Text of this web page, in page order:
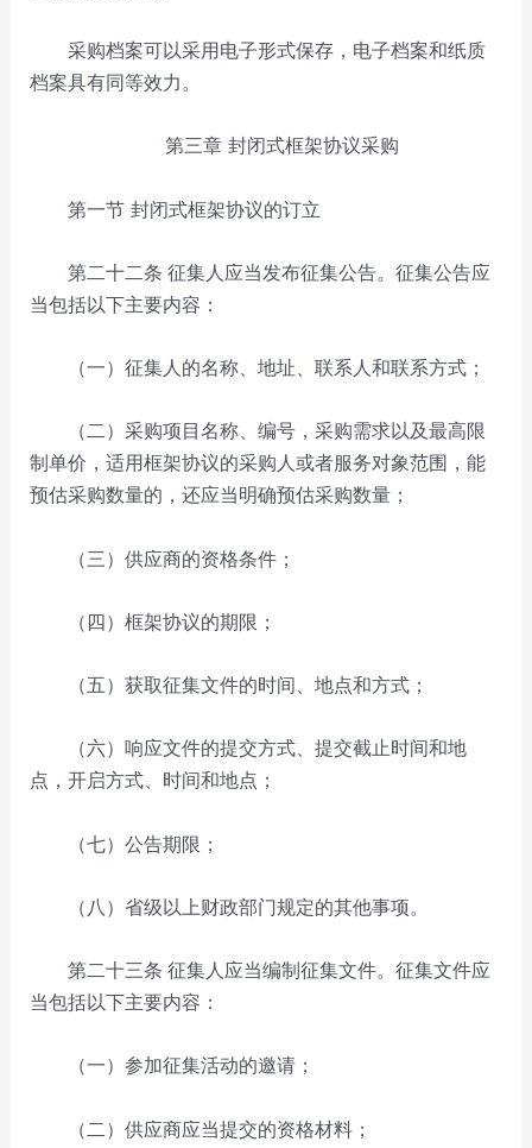
采购档案可以采用电子形式保存，电子档案和纸质
档案具有同等效力。
第三章 封闭式框架协议采购
第一节 封闭式框架协议的订立
第二十二条 征集人应当发布征集公告。征集公告应
当包括以下主要内容：
（一）征集人的名称、地址、联系人和联系方式；
（二）采购项目名称、编号，采购需求以及最高限
制单价，适用框架协议的采购人或者服务对象范围，能
预估采购数量的，还应当明确预估采购数量；
（三）供应商的资格条件；
（四）框架协议的期限；
（五）获取征集文件的时间、地点和方式；
（六）响应文件的提交方式、提交截止时间和地
点，开启方式、时间和地点；
（七）公告期限；
（八）省级以上财政部门规定的其他事项。
第二十三条 征集人应当编制征集文件。征集文件应
当包括以下主要内容：
（一）参加征集活动的邀请；
（二）供应商应当提交的资格材料；